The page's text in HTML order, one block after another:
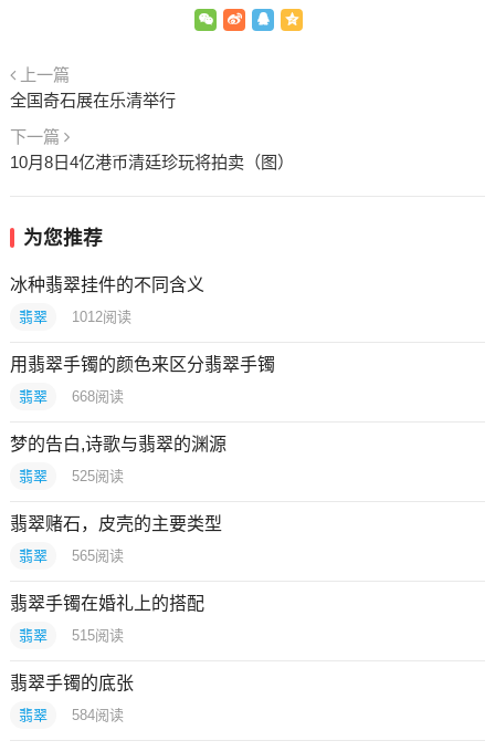
上一篇
全国奇石展在乐清举行
下一篇
10月8日4亿港币清廷珍玩将拍卖（图）
为您推荐
冰种翡翠挂件的不同含义
翡翠 1012阅读
用翡翠手镯的颜色来区分翡翠手镯
翡翠 668阅读
梦的告白,诗歌与翡翠的渊源
翡翠 525阅读
翡翠赌石，皮壳的主要类型
翡翠 565阅读
翡翠手镯在婚礼上的搭配
翡翠 515阅读
翡翠手镯的底张
翡翠 584阅读